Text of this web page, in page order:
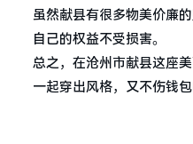
虽然献县有很多物美价廉
自己的权益不受损害。
总之，在沧州市献县这座
一起穿出风格，又不伤钱包